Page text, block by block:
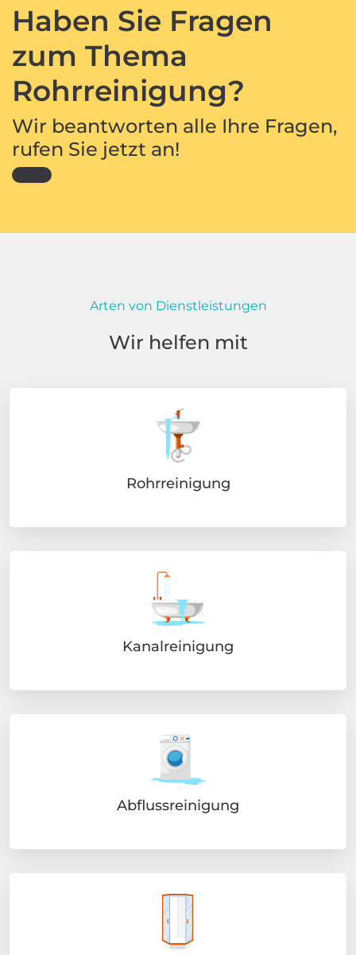
Haben Sie Fragen
zum Thema
Rohrreinigung?
Wir beantworten alle Ihre Fragen,
rufen Sie jetzt an!
Arten von Dienstleistungen
Wir helfen mit
Rohrreinigung
Kanalreinigung
Abflussreinigung